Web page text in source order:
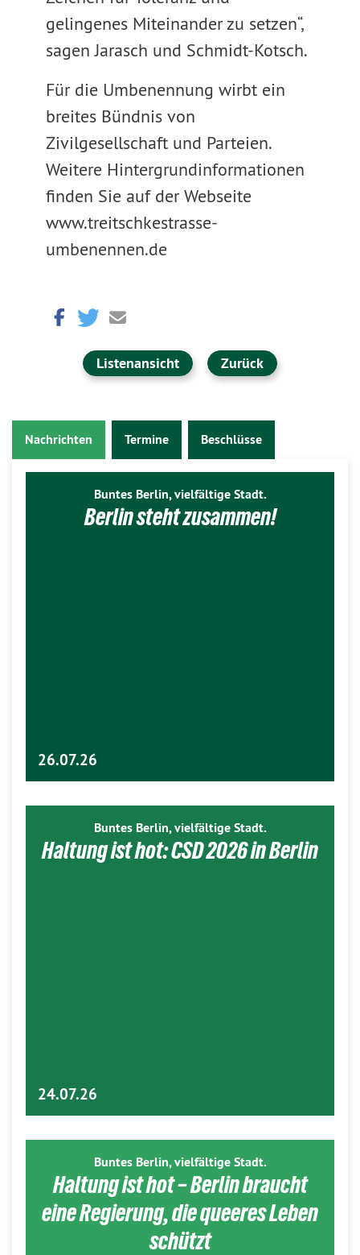
gelingenes Miteinander zu setzen“,
sagen Jarasch und Schmidt-Kotsch.
Für die Umbenennung wirbt ein
breites Bündnis von
Zivilgesellschaft und Parteien.
Weitere Hintergrundinformationen
finden Sie auf der Webseite
www.treitschkestrasse-
umbenennen.de
Listenansicht Zurück
Nachrichten Termine Beschlüsse
Buntes Berlin, vielfältige Stadt.
Berlin steht zusammen!
26.07.26
Buntes Berlin, vielfältige Stadt.
Haltung ist hot: CSD 2026 in Berlin
24.07.26
Buntes Berlin, vielfältige Stadt.
Haltung ist hot – Berlin braucht
eine Regierung, die queeres Leben
schützt